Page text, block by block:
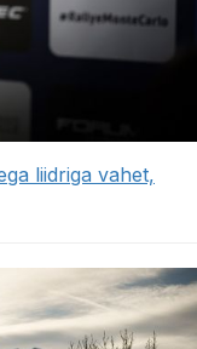
liidriga vahet,